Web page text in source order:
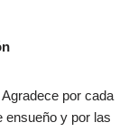
por cada
ensueño y por las